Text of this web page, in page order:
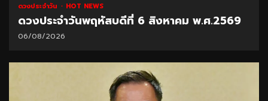
ดวงประจำวัน HOT NEWS
ดวงประจำวันพฤหัสบดีที่ 6 สิงหาคม พ.ศ.2569
06/08/2026